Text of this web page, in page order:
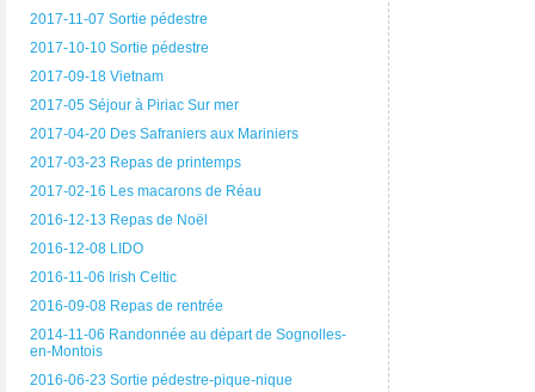
2017-11-07 Sortie pédestre
2017-10-10 Sortie pédestre
2017-09-18 Vietnam
2017-05 Séjour à Piriac Sur mer
2017-04-20 Des Safraniers aux Mariniers
2017-03-23 Repas de printemps
2017-02-16 Les macarons de Réau
2016-12-13 Repas de Noël
2016-12-08 LIDO
2016-11-06 Irish Celtic
2016-09-08 Repas de rentrée
2014-11-06 Randonnée au départ de Sognolles-
en-Montois
2016-06-23 Sortie pédestre-pique-nique